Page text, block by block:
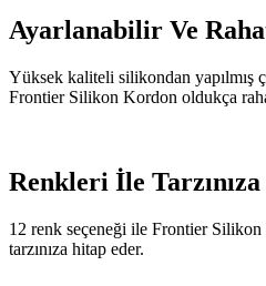
Ayarlanabilir Ve
Yüksek kaliteli silikondan yapılmış
Frontier Silikon Kordon oldukça
Renkleri İle Tarzınıza
12 renk seçeneği ile Frontier
tarzınıza hitap eder.